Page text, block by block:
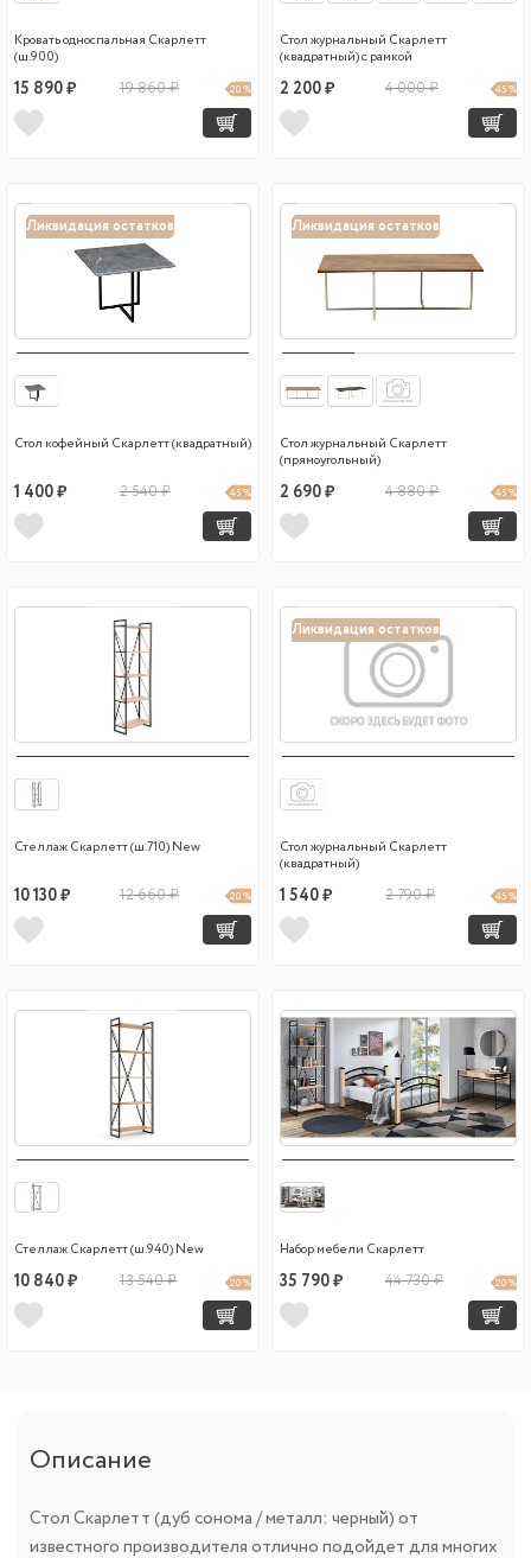
Кровать односпальная Скарлетт
(ш.900)
15 890 ₽ 19 860 ₽ 20 %
Стол журнальный Скарлетт
(квадратный) с рамкой
2 200 ₽ 4 000 ₽ 45 %
Ликвидация остатков
Стол кофейный Скарлетт (квадратный)
1 400 ₽ 2 540 ₽ 45 %
Ликвидация остатков
Стол журнальный Скарлетт
(прямоугольный)
2 690 ₽ 4 880 ₽ 45 %
Стеллаж Скарлетт (ш.710) New
10 130 ₽ 12 660 ₽ 20 %
Ликвидация остатков
Стол журнальный Скарлетт
(квадратный)
1 540 ₽ 2 790 ₽ 45 %
Стеллаж Скарлетт (ш.940) New
10 840 ₽ 13 540 ₽ 20 %
Набор мебели Скарлетт
35 790 ₽ 44 730 ₽ 20 %
Описание
Стол Скарлетт (дуб сонома / металл: черный) от
известного производителя отлично подойдет для многих